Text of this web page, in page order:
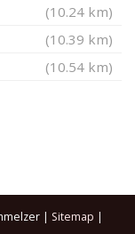
(10.24 km)
(10.39 km)
(10.54 km)
| Sitemap |